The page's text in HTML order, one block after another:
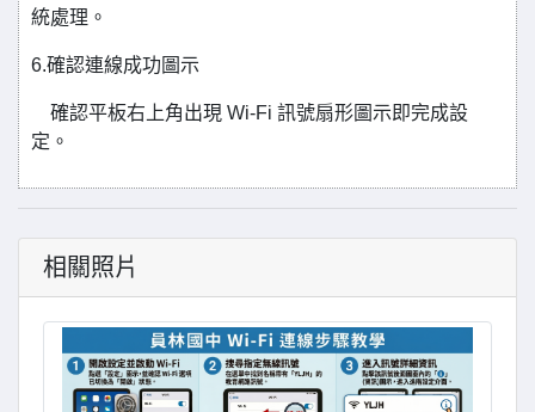
統處理。
6.確認連線成功圖示
確認平板右上角出現 Wi-Fi 訊號扇形圖示即完成設
定。
相關照片